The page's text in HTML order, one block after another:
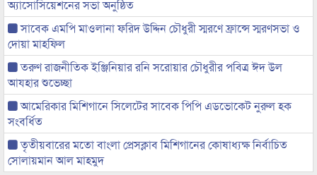
অ্যাসোসিয়েশনের সভা অনুষ্ঠিত
সাবেক এমপি মাওলানা ফরিদ উদ্দিন চৌধুরী স্মরণে ফ্রান্সে স্মরণসভা ও
দোয়া মাহফিল
তরুণ রাজনীতিক ইঞ্জিনিয়ার রনি সরোয়ার চৌধুরীর পবিত্র ঈদ উল
আযহার শুভেচ্ছা
আমেরিকার মিশিগানে সিলেটের সাবেক পিপি এডভোকেট নুরুল হক
সংবর্ধিত
তৃতীয়বারের মতো বাংলা প্রেসক্লাব মিশিগানের কোষাধ্যক্ষ নির্বাচিত
সোলায়মান আল মাহমুদ